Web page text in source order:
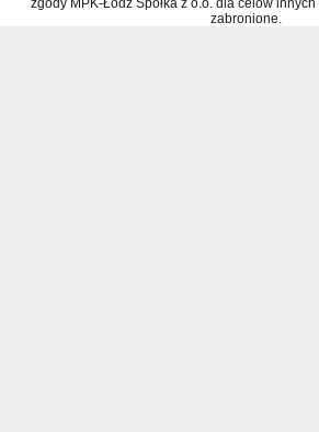
zgody MPK-Łódź Spółka z o.o. dla celów
zabronione.